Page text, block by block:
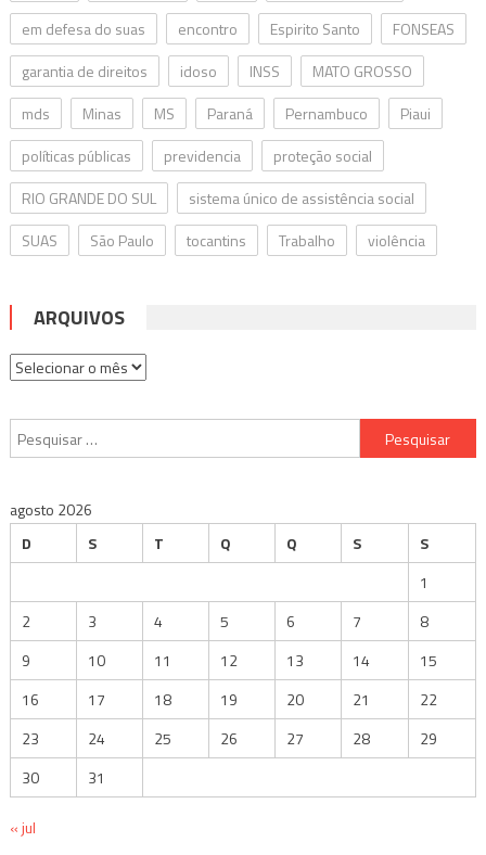
em defesa do suas
encontro Espirito Santo
FONSEAS
garantia de direitos
idoso INSS
MATO GROSSO
mds
Minas MS Paraná Pernambuco
Piaui
políticas públicas
previdencia
proteção social
RIO GRANDE DO SUL
sistema único de assistência social
SUAS
São Paulo tocantins Trabalho violência
ARQUIVOS
Arquivos
Pesquisar
por:
agosto 2026
D
S T Q Q S
S
1
2
3 4 5 6 7
8
9
10 11 12 13 14
15
16
17 18 19 20 21
22
23
24 25 26 27 28
29
30
31
« jul